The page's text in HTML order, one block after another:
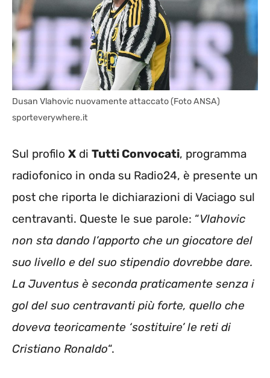
Dusan Vlahovic nuovamente attaccato (Foto ANSA)
sporteverywhere.it
Sul profilo X di Tutti Convocati, programma
radiofonico in onda su Radio24, è presente un
post che riporta le dichiarazioni di Vaciago sul
centravanti. Queste le sue parole: “Vlahovic
non sta dando l’apporto che un giocatore del
suo livello e del suo stipendio dovrebbe dare.
La Juventus è seconda praticamente senza i
gol del suo centravanti più forte, quello che
doveva teoricamente ‘sostituire’ le reti di
Cristiano Ronaldo“.